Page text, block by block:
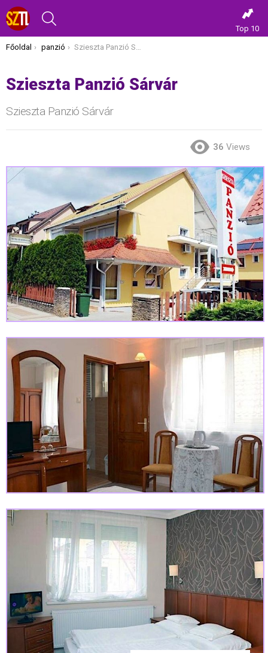
Top 10
Itt vagy most:
Főoldal panzió Szieszta Panzió Sárvár
Szieszta Panzió Sárvár
Szieszta Panzió Sárvár
36 Views